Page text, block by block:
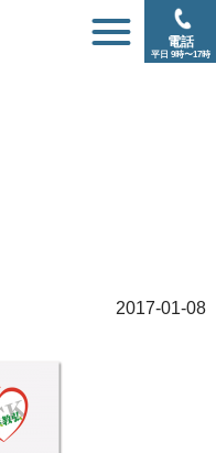
電話
平日 9時〜17時
2017-01-08